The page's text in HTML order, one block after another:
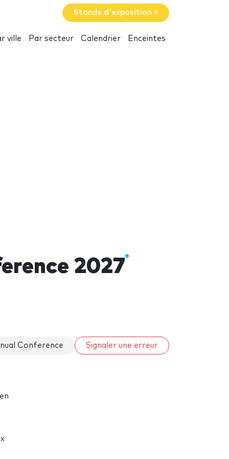
Stands d'exposition »
ville Par secteur Calendrier Enceintes
2027
Conference Signaler une erreur